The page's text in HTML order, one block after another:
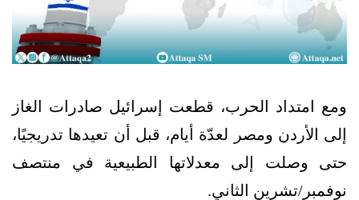
ومع امتداد الحرب، قطعت إسرائيل صادرات الغاز
إلى الأردن ومصر لعدّة أيام، قبل أن تعيدها تدريجيًا،
حتى وصلت إلى معدلاتها الطبيعية في منتصف
نوفمبر/تشرين الثاني.